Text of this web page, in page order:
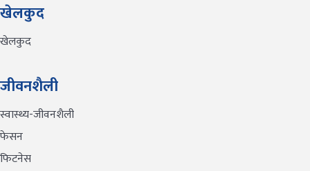
खेलकुद
खेलकुद
जीवनशैली
स्वास्थ्य-जीवनशैली
फेसन
फिटनेस